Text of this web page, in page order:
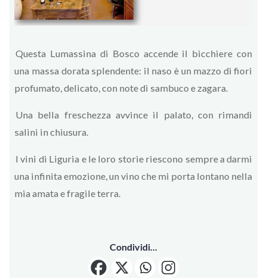
Questa Lumassina di Bosco accende il bicchiere con
una massa dorata splendente: il naso è un mazzo di fiori
profumato, delicato, con note di sambuco e zagara.
Una bella freschezza avvince il palato, con rimandi
salini in chiusura.
I vini di Liguria e le loro storie riescono sempre a darmi
una infinita emozione, un vino che mi porta lontano nella
mia amata e fragile terra.
Condividi...